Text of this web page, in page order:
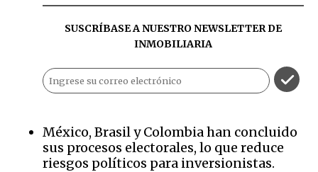
SUSCRÍBASE A NUESTRO NEWSLETTER DE
INMOBILIARIA
México, Brasil y Colombia han concluido
sus procesos electorales, lo que reduce
riesgos políticos para inversionistas.